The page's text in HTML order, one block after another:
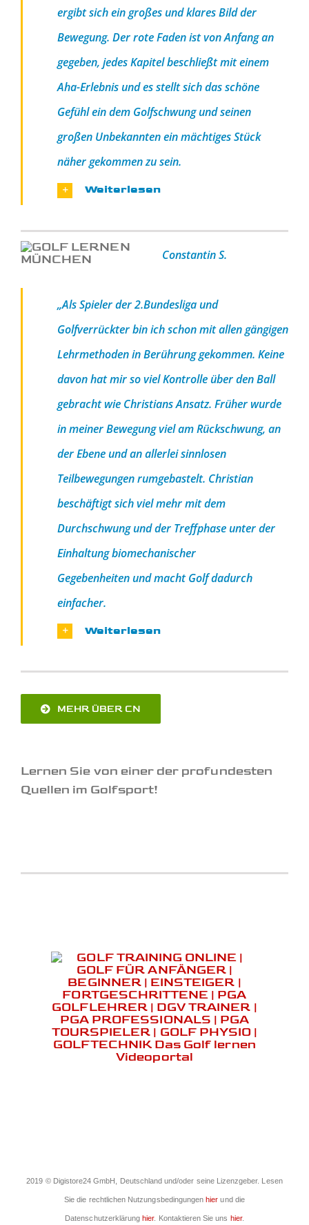
ergibt sich ein großes und klares Bild der
Bewegung. Der rote Faden ist von Anfang an
gegeben, jedes Kapitel beschließt mit einem
Aha-Erlebnis und es stellt sich das schöne
Gefühl ein dem Golfschwung und seinen
großen Unbekannten ein mächtiges Stück
näher gekommen zu sein.
Weiterlesen
Constantin S.
„Als Spieler der 2.Bundesliga und
Golfverrückter bin ich schon mit allen gängigen
Lehrmethoden in Berührung gekommen. Keine
davon hat mir so viel Kontrolle über den Ball
gebracht wie Christians Ansatz. Früher wurde
in meiner Bewegung viel am Rückschwung, an
der Ebene und an allerlei sinnlosen
Teilbewegungen rumgebastelt. Christian
beschäftigt sich viel mehr mit dem
Durchschwung und der Treffphase unter der
Einhaltung biomechanischer
Gegebenheiten und macht Golf dadurch
einfacher.
Weiterlesen
MEHR ÜBER CN
Lernen Sie von einer der profundesten
Quellen im Golfsport!
2019 © Digistore24 GmbH, Deutschland und/oder seine Lizenzgeber. Lesen
Sie die rechtlichen Nutzungsbedingungen hier und die
Datenschutzerklärung hier. Kontaktieren Sie uns hier.